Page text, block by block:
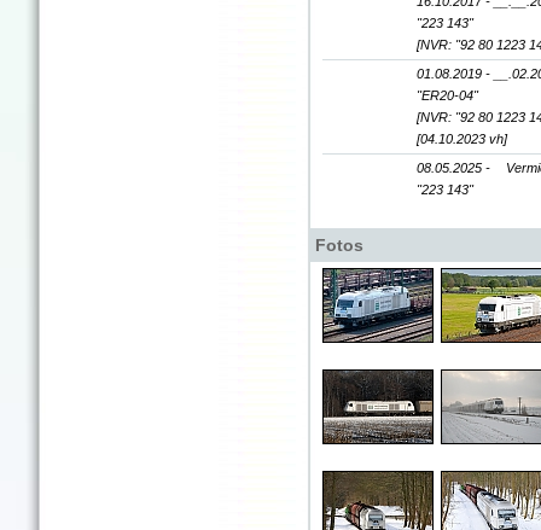
"223 143"
[NVR: "92 80 1223
01.08.2019 -
"ER20-04"
[NVR: "92 80 1223
[04.10.2023 vh]
08.05.2025 -
"223 143"
Fotos